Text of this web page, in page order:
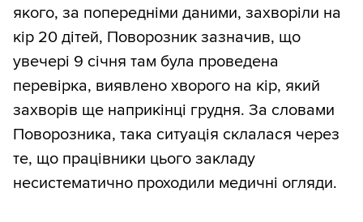
якого, за попередніми даними, захворіли на
кір 20 дітей, Поворозник зазначив, що
увечері 9 січня там була проведена
перевірка, виявлено хворого на кір, який
захворів ще наприкінці грудня. За словами
Поворозника, така ситуація склалася через
те, що працівники цього закладу
несистематично проходили медичні огляди.